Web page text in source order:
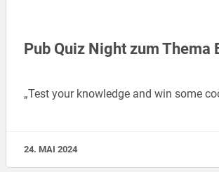
Pub Quiz Night zum Thema
„Test your knowledge and win some
24. MAI 2024